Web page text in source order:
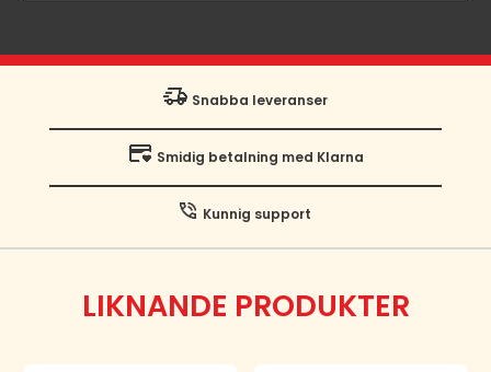
Snabba leveranser
Smidig betalning med Klarna
Kunnig support
LIKNANDE PRODUKTER